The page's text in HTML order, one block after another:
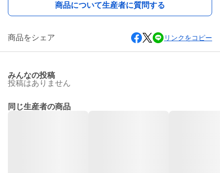
商品について生産者に質問する
商品をシェア リンクをコピー
みんなの投稿
投稿はありません
同じ生産者の商品